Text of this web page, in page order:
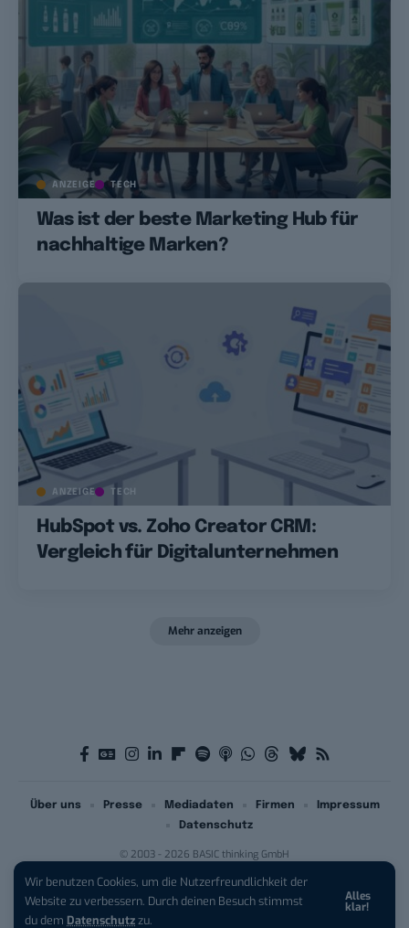
Wir benutzen Cookies, um die Nutzerfreundlichkeit der
Website zu verbessern. Durch deinen Besuch stimmst
du dem Datenschutzzu.
Alles
klar!
ANZEIGE TECH
Was ist der beste Marketing Hub für
nachhaltige Marken?
ANZEIGE TECH
HubSpot vs. Zoho Creator CRM:
Vergleich für Digitalunternehmen
Mehr anzeigen
© 2003 - 2026 BASIC thinking GmbH
Über uns Presse Mediadaten Firmen
Impressum
Datenschutz